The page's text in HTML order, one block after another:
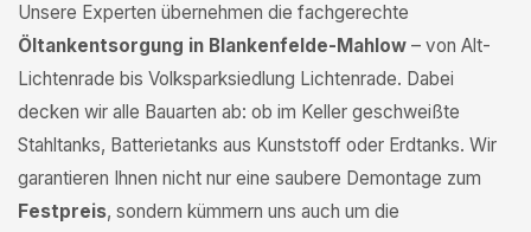
Unsere Experten übernehmen die fachgerechte
Öltankentsorgung in Blankenfelde-Mahlow – von Alt-
Lichtenrade bis Volksparksiedlung Lichtenrade. Dabei
decken wir alle Bauarten ab: ob im Keller geschweißte
Stahltanks, Batterietanks aus Kunststoff oder Erdtanks. Wir
garantieren Ihnen nicht nur eine saubere Demontage zum
Festpreis, sondern kümmern uns auch um die